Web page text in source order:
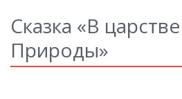
Сказка «В
Природы»